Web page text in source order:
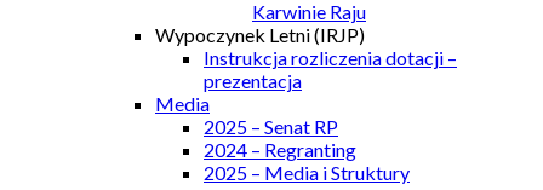
Karwinie Raju
Wypoczynek Letni (IRJP)
Instrukcja rozliczenia dotacji –
prezentacja
Media
2025 – Senat RP
2024 – Regranting
2025 – Media i Struktury